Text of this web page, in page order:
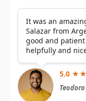
It was an
Salazar from
good and
helpfully and
5.0